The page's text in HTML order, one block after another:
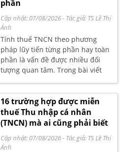
phần
Cập nhật: 07/08/2026- Tác giả: TS Lê Thị
Ánh
Tính thuế TNCN theo phương
pháp lũy tiến từng phần hay toàn
phần là vấn đề được nhiều đối
tượng quan tâm. Trong bài viết
pháp lũy tiến từng phần (áp dụng
cho lao động ký hợp đồng dài hạn)
chi tiết và dễ hiểu nhất
16 trường hợp được miễn
thuế Thu nhập cá nhân
(TNCN) mà ai cũng phải biết
Cập nhật: 07/08/2026- Tác giả: TS Lê Thị
Ánh